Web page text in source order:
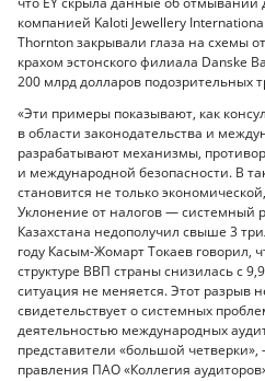
компанией Kaloti Jewellery
Thornton закрывали глаза на схемы
крахом эстонского филиала Danske
200 млрд долларов подозрительных
«Эти примеры показывают, как
в области законодательства и
разрабатывают механизмы,
и международной безопасности. В
становится не только
Уклонение от налогов — системный
Казахстана недополучил свыше 3
году Касым-Жомарт Токаев говорил,
структуре ВВП страны снизилась с
ситуация не меняется. Этот разрыв
свидетельствует о системных
деятельностью международных
представители «большой
правления ПАО «Коллегия